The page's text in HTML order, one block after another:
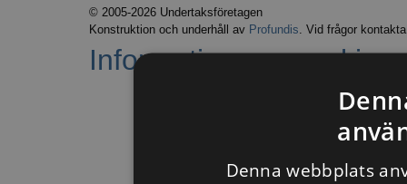
© 2005-2026 Undertaksföretagen
Konstruktion och underhåll av Profundis . Vid frågor
Information om cookies.
Denna webbplats